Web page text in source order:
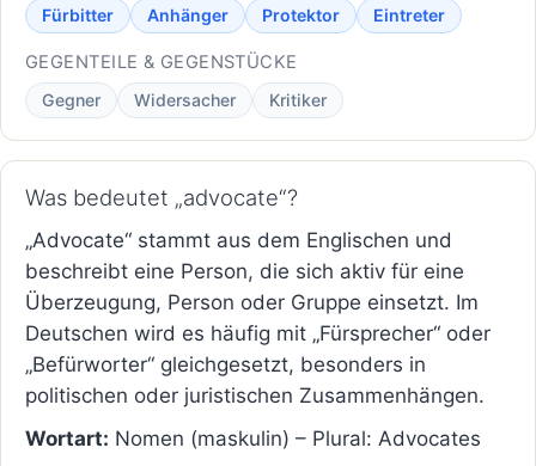
Fürbitter
Anhänger Protektor Eintreter
GEGENTEILE & GEGENSTÜCKE
Gegner Widersacher Kritiker
Was bedeutet „advocate“?
„Advocate“ stammt aus dem Englischen und
beschreibt eine Person, die sich aktiv für eine
Überzeugung, Person oder Gruppe einsetzt. Im
Deutschen wird es häufig mit „Fürsprecher“ oder
„Befürworter“ gleichgesetzt, besonders in
politischen oder juristischen Zusammenhängen.
Wortart: Nomen (maskulin) – Plural: Advocates